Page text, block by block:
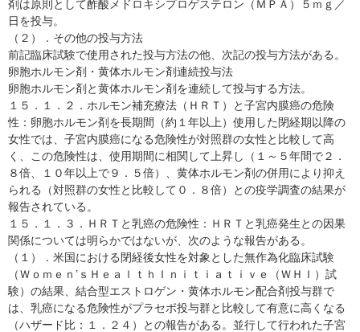
剤は原則として酢酸メドロキシプロゲステロン（ＭＰＡ）５ｍｇ／
日を投与。
（２）．その他の投与方法
前記臨床試験で使用された投与方法の他、次記の投与方法がある。
卵胞ホルモン剤・黄体ホルモン剤連続投与法
卵胞ホルモン剤と黄体ホルモン剤を連続して投与する方法。
１５．１．２．ホルモン補充療法（ＨＲＴ）と子宮内膜癌の危険
性：卵胞ホルモン剤を長期間（約１年以上）使用した閉経期以降の
女性では、子宮内膜癌になる危険性が対照群の女性と比較して高
く、この危険性は、使用期間に相関して上昇し（１～５年間で２．
８倍、１０年以上で９．５倍）、黄体ホルモン剤の併用により抑え
られる（対照群の女性と比較して０．８倍）との疫学調査の結果が
報告されている。
１５．１．３．ＨＲＴと乳癌の危険性：ＨＲＴと乳癌発生との因果
関係については明らかではないが、次のような報告がある。
（１）．米国における閉経後女性を対象とした無作為化臨床試験
（Ｗｏｍｅｎ’ｓＨｅａｌｔｈＩｎｉｔｉａｔｉｖｅ（ＷＨＩ）試
験）の結果、結合型エストロゲン・黄体ホルモン配合剤投与群で
は、乳癌になる危険性がプラセボ投与群と比較して有意に高くなる
（ハザード比：１．２４）との報告がある。並行して行われた子宮